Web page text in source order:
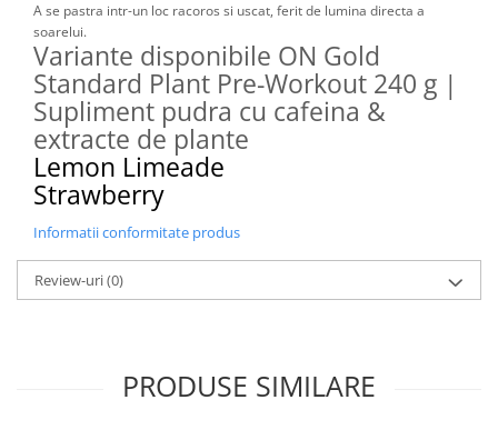
A se pastra intr-un loc racoros si uscat, ferit de lumina directa a
soarelui.
Variante disponibile ON Gold
Standard Plant Pre-Workout 240 g |
Supliment pudra cu cafeina &
extracte de plante
Lemon Limeade
Strawberry
Informatii conformitate produs
Review-uri(0)
PRODUSE SIMILARE